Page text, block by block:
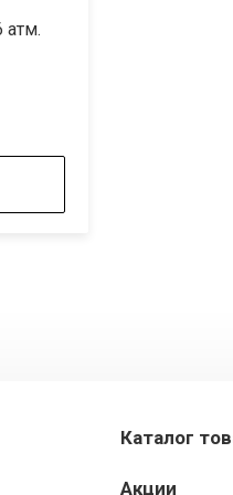
атм.
Каталог
Акции